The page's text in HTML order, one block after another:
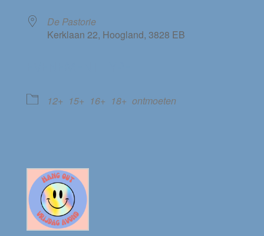
De Pastorie
Kerklaan 22, Hoogland, 3828 EB
12+ 15+ 16+ 18+ ontmoeten